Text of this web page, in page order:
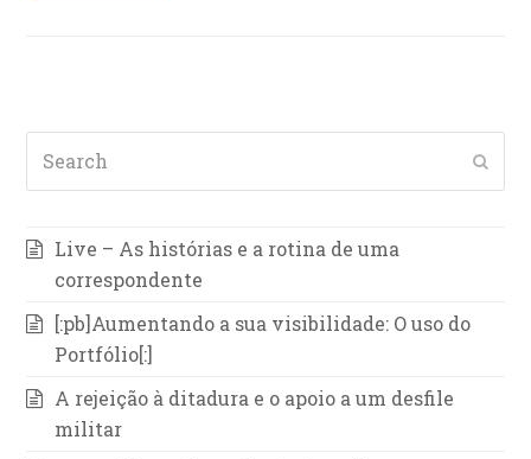
Live – As histórias e a rotina de uma
correspondente
[:pb]Aumentando a sua visibilidade: O uso do
Portfólio[:]
A rejeição à ditadura e o apoio a um desfile
militar